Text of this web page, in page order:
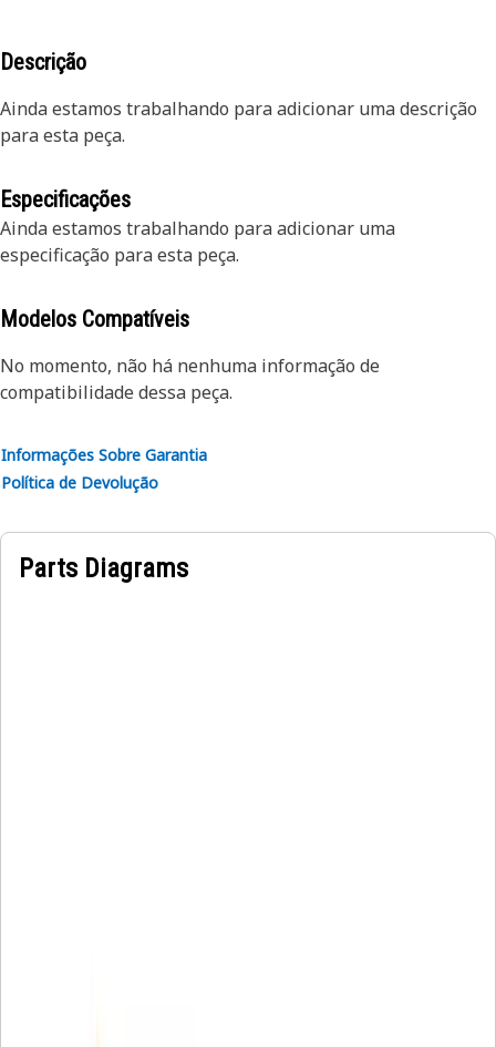
Descrição
Ainda estamos trabalhando para adicionar uma descrição
para esta peça.
Especificações
Ainda estamos trabalhando para adicionar uma
especificação para esta peça.
Modelos Compatíveis
No momento, não há nenhuma informação de
compatibilidade dessa peça.
Informações Sobre Garantia
Política de Devolução
Parts Diagrams